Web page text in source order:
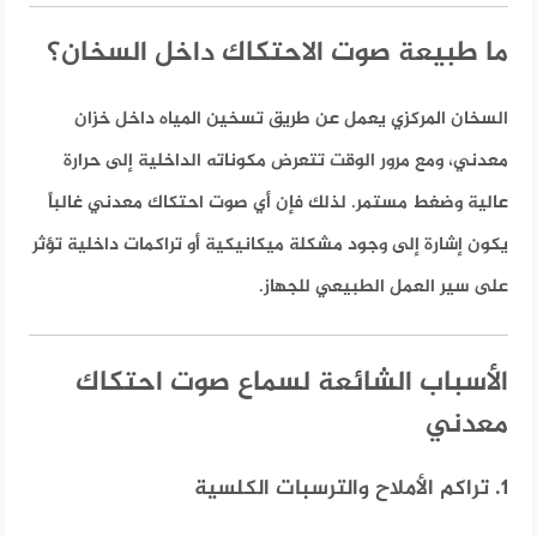
ما طبيعة صوت الاحتكاك داخل السخان؟
السخان المركزي يعمل عن طريق تسخين المياه داخل خزان
معدني، ومع مرور الوقت تتعرض مكوناته الداخلية إلى حرارة
عالية وضغط مستمر. لذلك فإن أي صوت احتكاك معدني غالباً
يكون إشارة إلى وجودمشكلة ميكانيكية أو تراكمات داخلية تؤثر
على سير العمل الطبيعي للجهاز.
الأسباب الشائعة لسماع صوت احتكاك
معدني
1. تراكم الأملاح والترسبات الكلسية